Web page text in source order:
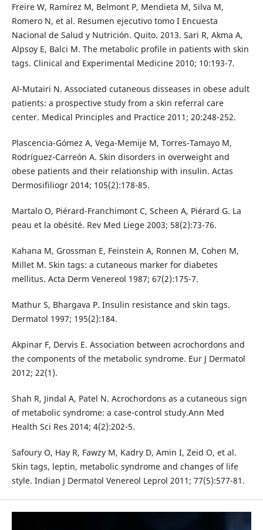
Freire W, Ramírez M, Belmont P, Mendieta M, Silva M,
Romero N, et al. Resumen ejecutivo tomo I Encuesta
Nacional de Salud y Nutrición. Quito. 2013. Sari R, Akma A,
Alpsoy E, Balci M. The metabolic profile in patients with skin
tags. Clinical and Experimental Medicine 2010; 10:193-7.
Al-Mutairi N. Associated cutaneous disseases in obese adult
patients: a prospective study from a skin referral care
center. Medical Principles and Practice 2011; 20:248-252.
Plascencia-Gómez A, Vega-Memije M, Torres-Tamayo M,
Rodríguez-Carreón A. Skin disorders in overweight and
obese patients and their relationship with insulin. Actas
Dermosifiliogr 2014; 105(2):178-85.
Martalo O, Piérard-Franchimont C, Scheen A, Piérard G. La
peau et la obésité. Rev Med Liege 2003; 58(2):73-76.
Kahana M, Grossman E, Feinstein A, Ronnen M, Cohen M,
Millet M. Skin tags: a cutaneous marker for diabetes
mellitus. Acta Derm Venereol 1987; 67(2):175-7.
Mathur S, Bhargava P. Insulin resistance and skin tags.
Dermatol 1997; 195(2):184.
Akpinar F, Dervis E. Association between acrochordons and
the components of the metabolic syndrome. Eur J Dermatol
2012; 22(1).
Shah R, Jindal A, Patel N. Acrochordons as a cutaneous sign
of metabolic syndrome: a case-control study.Ann Med
Health Sci Res 2014; 4(2):202-5.
Safoury O, Hay R, Fawzy M, Kadry D, Amin I, Zeid O, et al.
Skin tags, leptin, metabolic syndrome and changes of life
style. Indian J Dermatol Venereol Leprol 2011; 77(5):577-81.